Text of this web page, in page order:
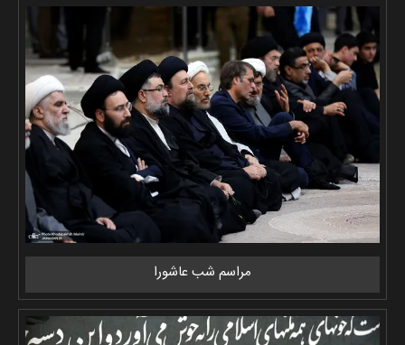
مراسم شب عاشورا